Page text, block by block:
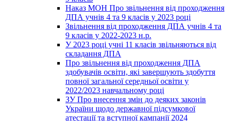
Наказ МОН Про звільнення від проходження
ДПА учнів 4 та 9 класів у 2023 році
Звільнення від проходження ДПА учнів 4 та
9 класів у 2022-2023 н.р.
У 2023 році учні 11 класів звільняються від
складання ДПА
Про звільнення від проходження ДПА
здобувачів освіти, які завершують здобуття
повної загальної середньої освіти у
2022/2023 навчальному році
ЗУ Про внесення змін до деяких законів
України щодо державної підсумкової
атестації та вступної кампанії 2024